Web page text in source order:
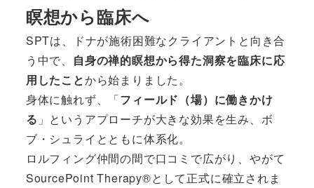
瞑想から臨床へ
SPTは、ドナが施術困難なクライアントと向き合
う中で、 自身の禅的瞑想から得た洞察を臨床に応
用したことから始まりました。
身体に触れず、「フィールド（場）に働きかけ
る 」というアプローチが大きな効果を生み、ボ
ブ・シュライとともに体系化。
ロルフィング仲間の間で口コミで広がり、やがて
SourcePoint Therapy®として正式に確立されま